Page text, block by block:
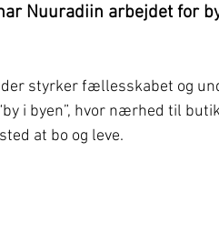
Nuuradiin arbejdet for
styrker fællesskabet og
i byen”, hvor nærhed til
at bo og leve.